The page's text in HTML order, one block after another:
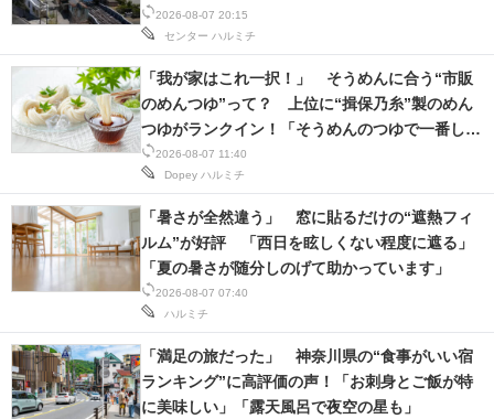
メディア
ITの今と未来を見通す
スマホと通信の最新トレンド
進化するPCとデバイスの未来
好きが集まる 比べて選べる
ビジネスと働き方のヒント
AI活用のいまが分かる
企業ITのトレンドを詳説
2026-08-07 20:15
センター ハルミチ
てる」「コンパクトにまとまったいい街」の声
2026-08-07 11:40
Dopey ハルミチ
「我が家はこれ一択！」 そうめんに合う“市販
のめんつゆ”って？ 上位に“揖保乃糸”製のめん
つゆがランクイン！「そうめんのつゆで一番しっ
くりきた」「美味しすぎる」
2026-08-07 07:40
ハルミチ
「暑さが全然違う」 窓に貼るだけの“遮熱フィ
ルム”が好評 「西日を眩しくない程度に遮る」
「夏の暑さが随分しのげて助かっています」
「満足の旅だった」 神奈川県の“食事がいい宿
ランキング”に高評価の声！「お刺身とご飯が特
に美味しい」「露天風呂で夜空の星も」